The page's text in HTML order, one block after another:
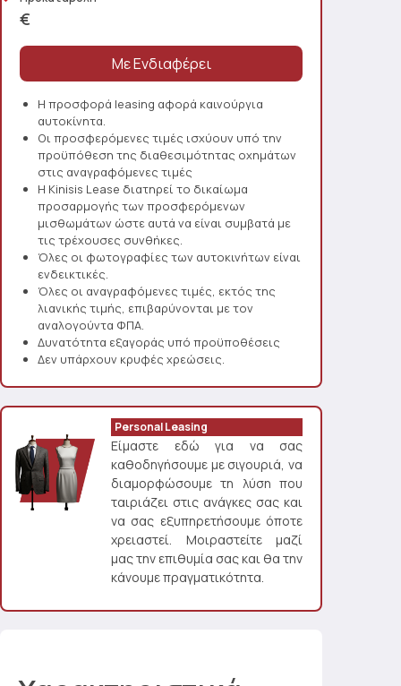
€
Η προσφορά leasing αφορά καινούργια
αυτοκίνητα.
Οι προσφερόμενες τιμές ισχύουν υπό την
προϋπόθεση της διαθεσιμότητας οχημάτων
στις αναγραφόμενες τιμές
Η Kinisis Lease διατηρεί το δικαίωμα
προσαρμογής των προσφερόμενων
μισθωμάτων ώστε αυτά να είναι συμβατά με
τις τρέχουσες συνθήκες.
Όλες οι φωτογραφίες των αυτοκινήτων είναι
ενδεικτικές.
Όλες οι αναγραφόμενες τιμές, εκτός της
λιανικής τιμής, επιβαρύνονται με τον
αναλογούντα ΦΠΑ.
Δυνατότητα εξαγοράς υπό προϋποθέσεις
Δεν υπάρχουν κρυφές χρεώσεις.
Personal Leasing
Είμαστε εδώ για να σας
καθοδηγήσουμε με σιγουριά, να
διαμορφώσουμε τη λύση που
ταιριάζει στις ανάγκες σας και
να σας εξυπηρετήσουμε όποτε
χρειαστεί. Μοιραστείτε μαζί
μας την επιθυμία σας και θα την
κάνουμε πραγματικότητα.